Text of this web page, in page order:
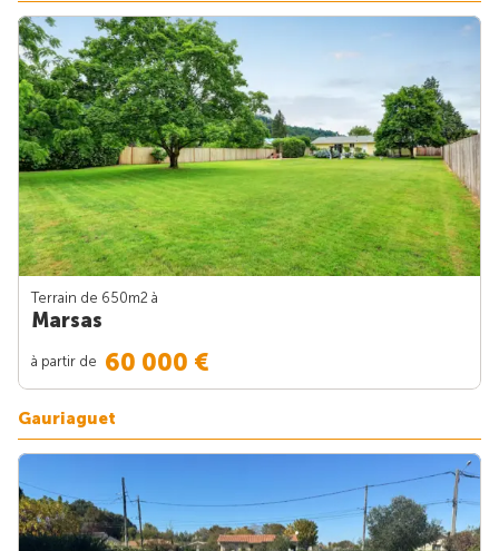
Terrain de 650m2 à
Marsas
à partir de 60 000 €
Gauriaguet